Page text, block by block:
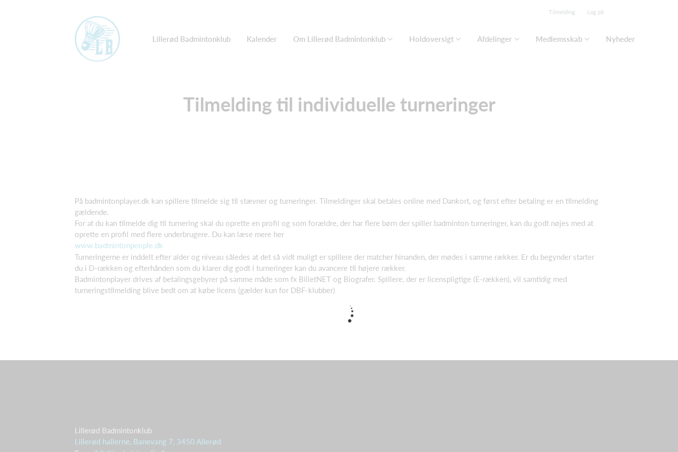
Tilmelding Log på
Lillerød Badmintonklub Kalender Om Lillerød Badmintonklub Holdoversigt Afdelinger Medlemsskab Nyheder
Tilmelding til individuelle turneringer
På badmintonplayer.dk kan spillere tilmelde sig til stævner og turneringer. Tilmeldinger skal betales online med Dankort, og først efter betaling er en tilmelding
gældende.
For at du kan tilmelde dig til turnering skal du oprette en profil og som forældre, der har flere børn der spiller badminton turneringer, kan du godt nøjes med at
oprette en profil med flere underbrugere. Du kan læse mere her
www.badmintonpeople.dk
Turneringerne er inddelt efter alder og niveau således at det så vidt muligt er spillere der matcher hinanden, der mødes i samme rækker. Er du begynder starter
du i D-rækken og efterhånden som du klarer dig godt i turneringer kan du avancere til højere rækker.
Badmintonplayer drives af betalingsgebyrer på samme måde som fx BilletNET og Biografer. Spillere, der er licenspligtige (E-rækken), vil samtidig med
turneringstilmelding blive bedt om at købe licens (gælder kun for DBF-klubber)
Lillerød Badmintonklub
Lillerød hallerne, Banevang 7, 3450 Allerød